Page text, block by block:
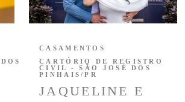
JAQUELINE E
CASAMENTOS
CARTÓRIO DE REGISTRO
CIVIL - SÃO JOSÉ DOS
PINHAIS/PR